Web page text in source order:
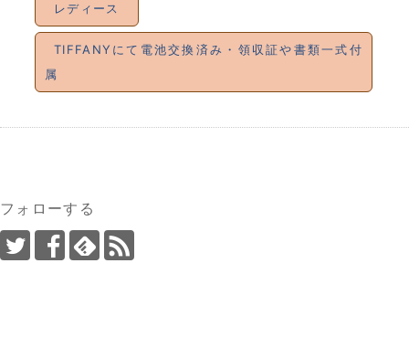
レディース
TIFFANYにて電池交換済み・領収証や書類一式付
属
フォローする